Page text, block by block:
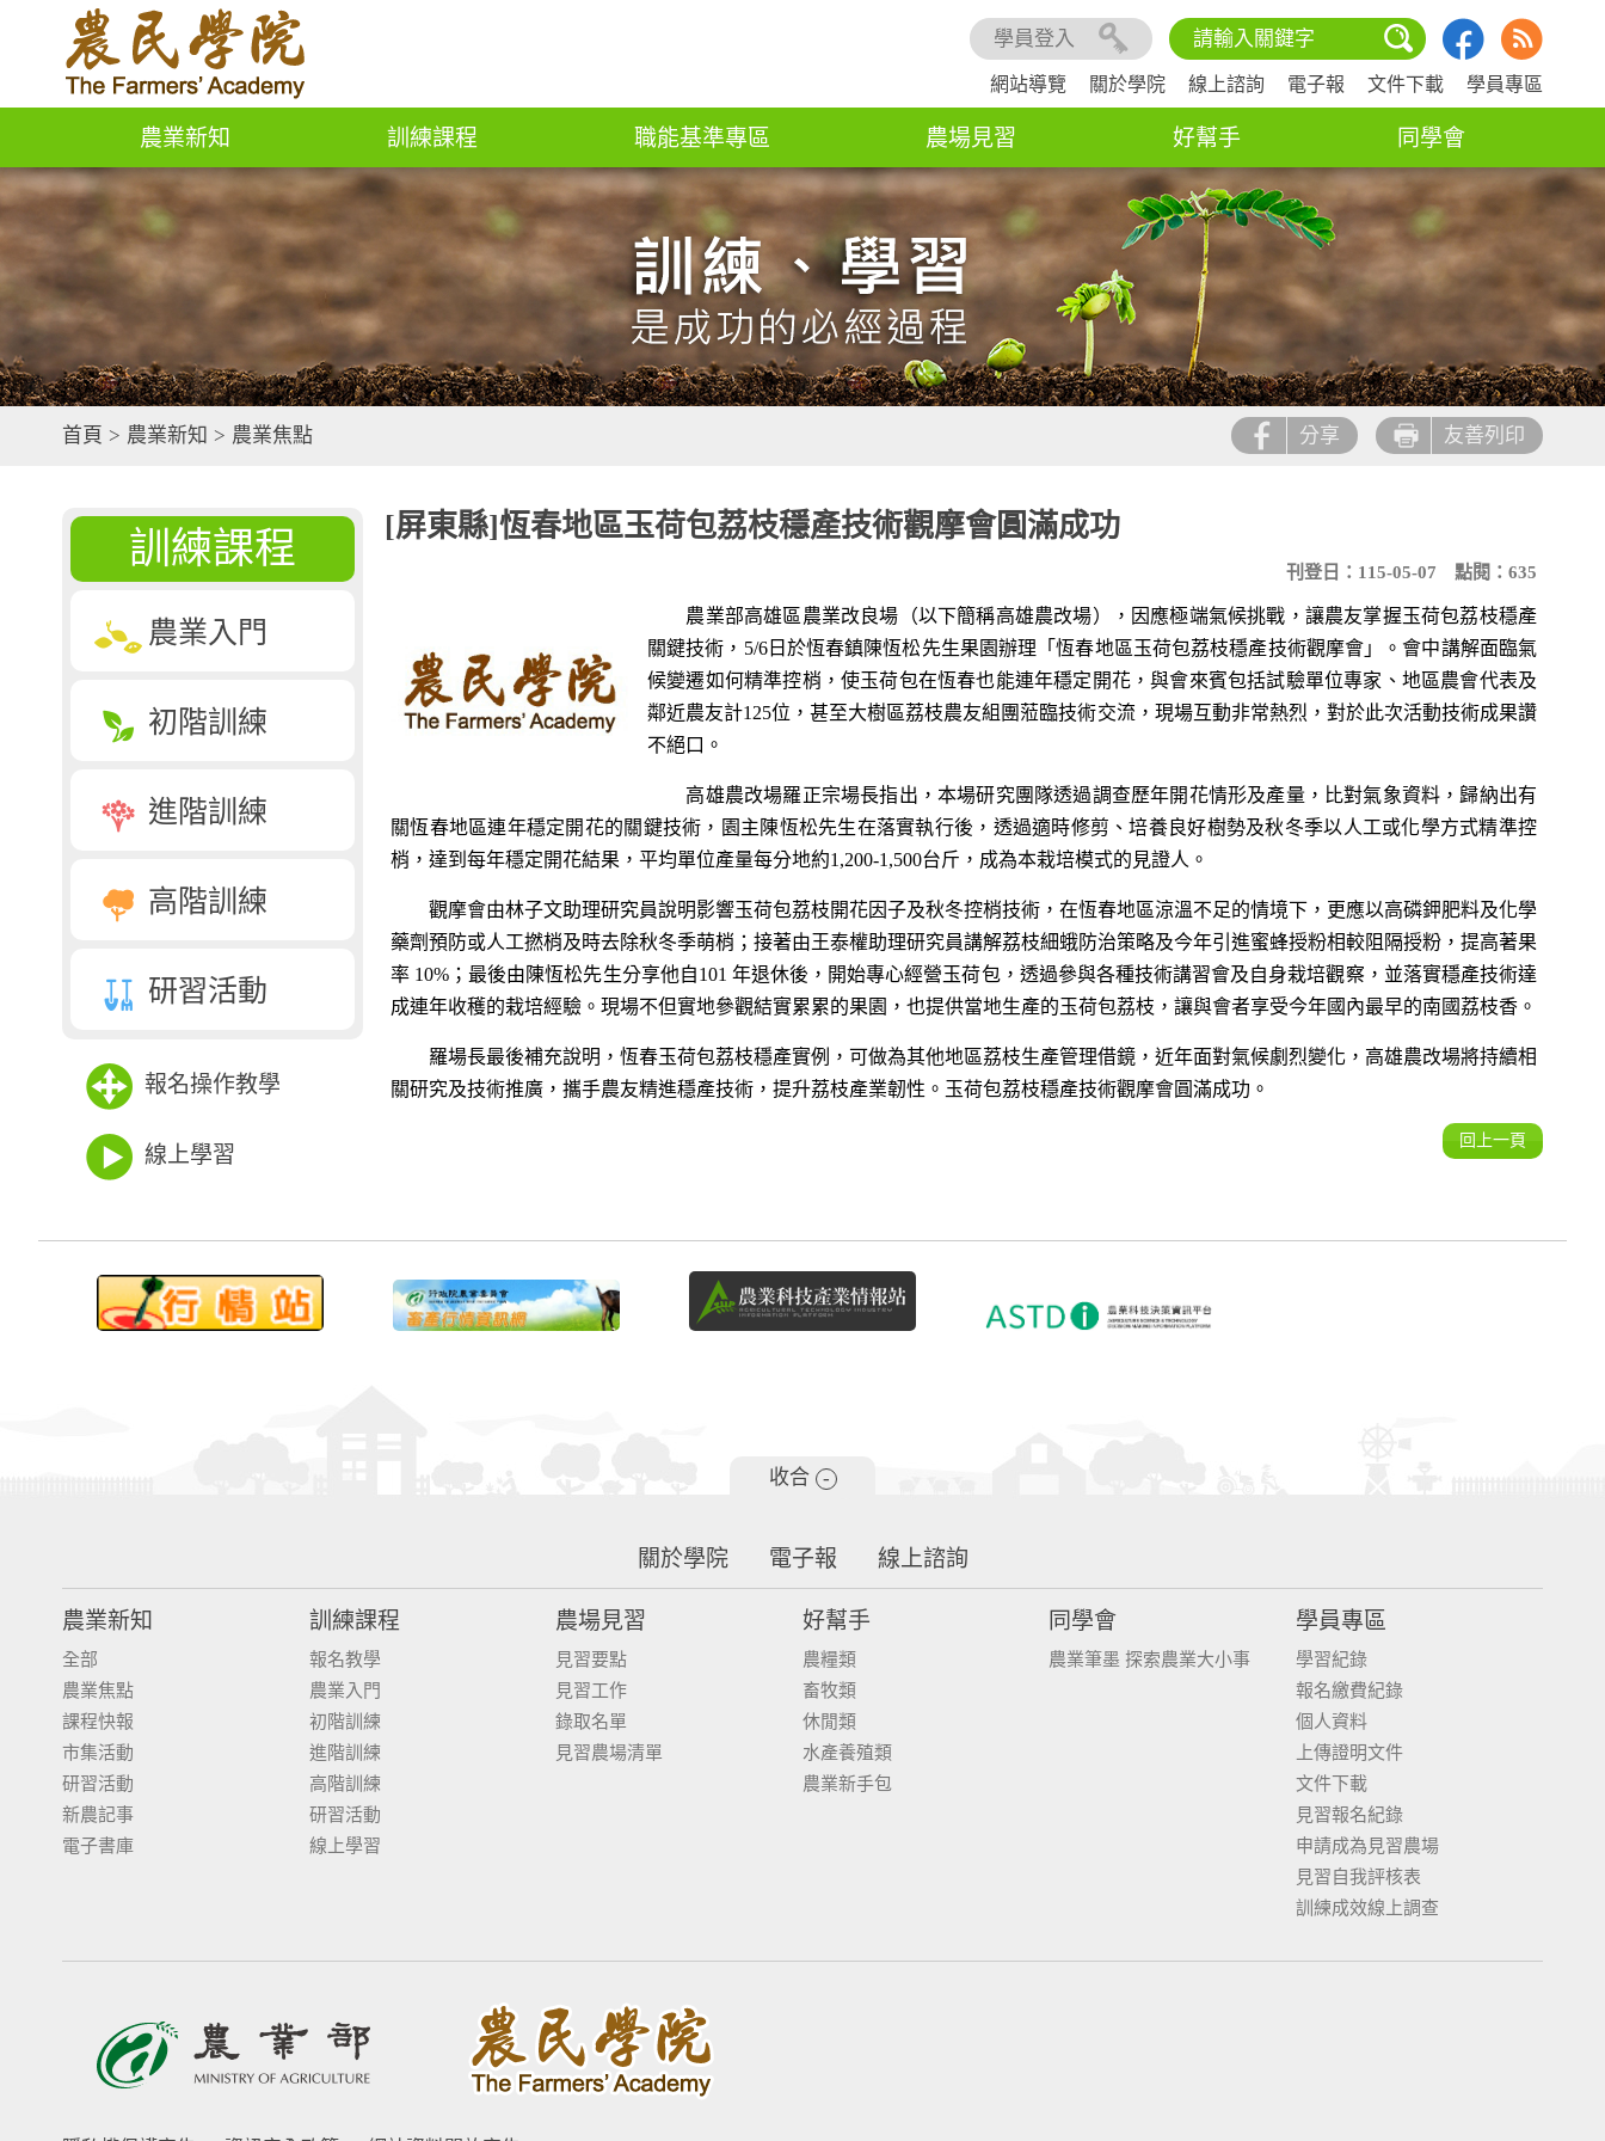
學員登入
網站導覽 關於學院 線上諮詢 電子報 文件下載 學員專區
農業新知 訓練課程 職能基準專區 農場見習 好幫手 同學會
首頁 > 農業新知 > 農業焦點 友善列印
分享
訓練課程
農業入門
初階訓練
進階訓練
高階訓練
研習活動
報名操作教學
線上學習
[屏東縣]恆春地區玉荷包荔枝穩產技術觀摩會圓滿成功
刊登日：115-05-07 點閱：635
農業部高雄區農業改良場（以下簡稱高雄農改場），因應極端氣候挑戰，讓農友掌握玉荷包荔枝穩產
關鍵技術，5/6日於恆春鎮陳恆松先生果園辦理「恆春地區玉荷包荔枝穩產技術觀摩會」。會中講解面臨氣
候變遷如何精準控梢，使玉荷包在恆春也能連年穩定開花，與會來賓包括試驗單位專家、地區農會代表及
鄰近農友計125位，甚至大樹區荔枝農友組團蒞臨技術交流，現場互動非常熱烈，對於此次活動技術成果讚
不絕口。
高雄農改場羅正宗場長指出，本場研究團隊透過調查歷年開花情形及產量，比對氣象資料，歸納出有
關恆春地區連年穩定開花的關鍵技術，園主陳恆松先生在落實執行後，透過適時修剪、培養良好樹勢及秋冬季以人工或化學方式精準控
梢，達到每年穩定開花結果，平均單位產量每分地約1,200-1,500台斤，成為本栽培模式的見證人。
觀摩會由林子文助理研究員說明影響玉荷包荔枝開花因子及秋冬控梢技術，在恆春地區涼溫不足的情境下，更應以高磷鉀肥料及化學
藥劑預防或人工撚梢及時去除秋冬季萌梢；接著由王泰權助理研究員講解荔枝細蛾防治策略及今年引進蜜蜂授粉相較阻隔授粉，提高著果
率 10%；最後由陳恆松先生分享他自101 年退休後，開始專心經營玉荷包，透過參與各種技術講習會及自身栽培觀察，並落實穩產技術達
成連年收穫的栽培經驗。現場不但實地參觀結實累累的果園，也提供當地生產的玉荷包荔枝，讓與會者享受今年國內最早的南國荔枝香。
羅場長最後補充說明，恆春玉荷包荔枝穩產實例，可做為其他地區荔枝生產管理借鏡，近年面對氣候劇烈變化，高雄農改場將持續相
關研究及技術推廣，攜手農友精進穩產技術，提升荔枝產業韌性。玉荷包荔枝穩產技術觀摩會圓滿成功。
回上一頁
收合 -
關於學院 電子報 線上諮詢
農業新知
全部
農業焦點
課程快報
市集活動
研習活動
新農記事
電子書庫
訓練課程
報名教學
農業入門
初階訓練
進階訓練
高階訓練
研習活動
線上學習
農場見習
見習要點
見習工作
錄取名單
見習農場清單
好幫手
農糧類
畜牧類
休閒類
水產養殖類
農業新手包
同學會
農業筆墨 探索農業大小事
學員專區
學習紀錄
報名繳費紀錄
個人資料
上傳證明文件
文件下載
見習報名紀錄
申請成為見習農場
見習自我評核表
訓練成效線上調查